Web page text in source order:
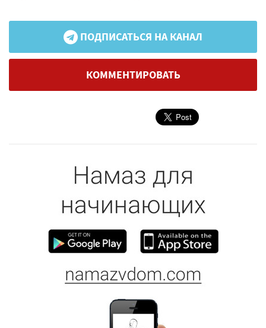
ПОДПИСАТЬСЯ НА КАНАЛ
КОММЕНТИРОВАТЬ